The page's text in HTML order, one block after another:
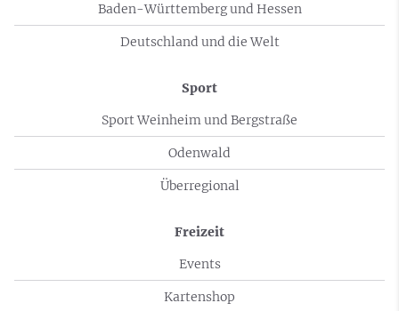
Baden-Württemberg und Hessen
Deutschland und die Welt
Sport
Sport Weinheim und Bergstraße
Odenwald
Überregional
Freizeit
Events
Kartenshop